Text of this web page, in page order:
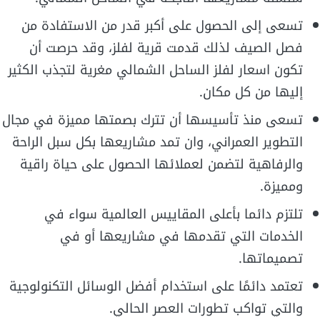
تسعى إلى الحصول على أكبر قدر من الاستفادة من
فصل الصيف لذلك قدمت قرية لفلز، وقد حرصت أن
تكون اسعار لفلز الساحل الشمالي مغرية لتجذب الكثير
إليها من كل مكان.
تسعى منذ تأسيسها أن تترك بصمتها مميزة في مجال
التطوير العمراني، وان تمد مشاريعها بكل سبل الراحة
والرفاهية لتضمن لعملائها الحصول على حياة راقية
ومميزة.
تلتزم دائما بأعلى المقاييس العالمية سواء في
الخدمات التي تقدمها في مشاريعها أو في
تصميماتها.
تعتمد دائمًا على استخدام أفضل الوسائل التكنولوجية
والتي تواكب تطورات العصر الحالي.